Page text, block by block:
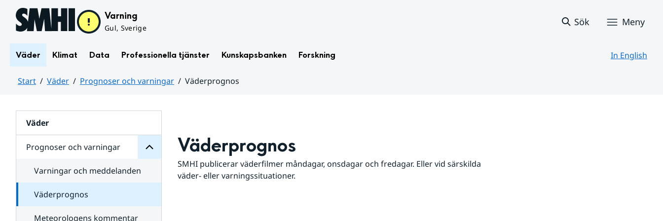
Hoppa till sidans innehåll Varning
Gul, Sverige
Sök Meny
Väder Klimat Data Professionella tjänster Kunskapsbanken Forskning In English
Start Väder Prognoser och varningar
Väderprognos
Väder
Prognoser och varningar
för
varningar
Varningar och meddelanden
Väderprognos
Meteorologens kommentar
Väderprognos
SMHI publicerar väderfilmer måndagar, onsdagar och fredagar. Eller vid särskilda
väder- eller varningssituationer.